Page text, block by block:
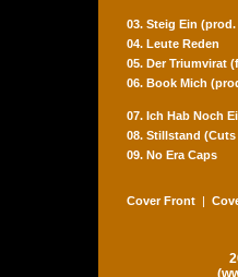
03. Steig Ein
04. Leute Reden
05. Der Triumvirat
06. Book Mich
07. Ich Hab Noch
08. Stillstand
09. No Era Caps
Cover Front |